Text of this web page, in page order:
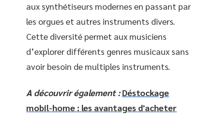
aux synthétiseurs modernes en passant par
les orgues et autres instruments divers.
Cette diversité permet aux musiciens
d’explorer différents genres musicaux sans
avoir besoin de multiples instruments.
A découvrir également : Déstockage
mobil-home : les avantages d'acheter